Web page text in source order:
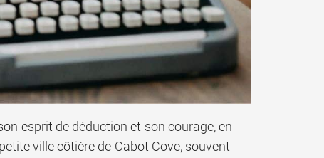
esprit de déduction et son courage, en
ville côtière de Cabot Cove, souvent